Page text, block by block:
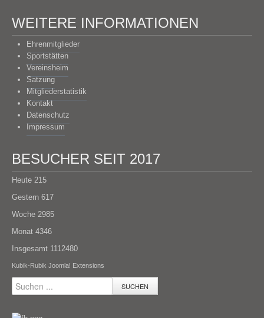
WEITERE INFORMATIONEN
Ehrenmitglieder
Sportstätten
Vereinsheim
Satzung
Mitgliederstatistik
Kontakt
Datenschutz
Impressum
BESUCHER SEIT 2017
Heute 215
Gestern 617
Woche 2985
Monat 4346
Insgesamt 1112480
Kubik-Rubik Joomla! Extensions
SUCHEN